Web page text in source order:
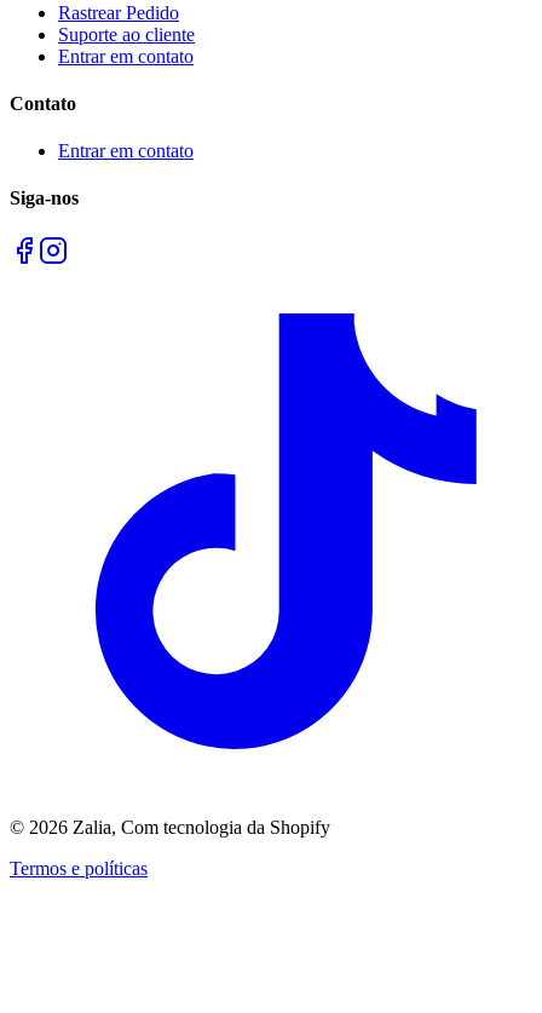
Rastrear Pedido
Suporte ao cliente
Entrar em contato
Contato
Entrar em contato
Siga-nos
© 2026 Zalia, Com tecnologia da Shopify
Termos e políticas